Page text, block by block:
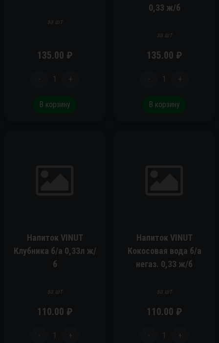
за шт
135.00 ₽
- 1 +
В корзину
0,33 ж/б
за шт
135.00 ₽
- 1 +
В корзину
Напиток VINUT
Клубника б/а 0,33л ж/
б
за шт
110.00 ₽
- 1 +
Напиток VINUT
Кокосовая вода б/а
негаз. 0,33 ж/б
за шт
110.00 ₽
- 1 +